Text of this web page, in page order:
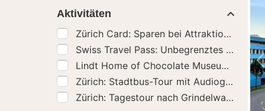
Aktivitäten
Lindt